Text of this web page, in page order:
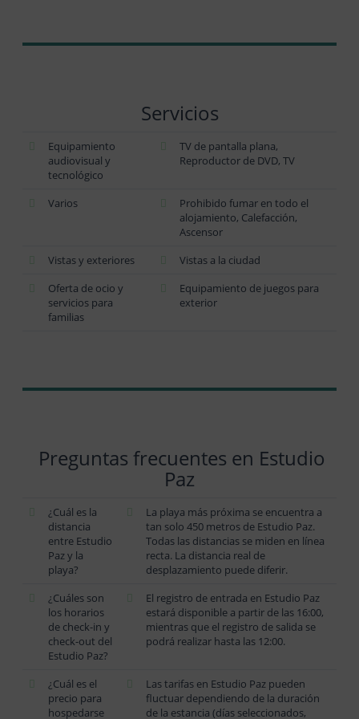
Servicios
Equipamiento
audiovisual y
tecnológico
TV de pantalla plana,
Reproductor de DVD, TV
Varios
Prohibido fumar en todo el
alojamiento, Calefacción,
Ascensor
Vistas y exteriores
Vistas a la ciudad
Oferta de ocio y
servicios para
familias
Equipamiento de juegos para
exterior
Preguntas frecuentes en Estudio
Paz
¿Cuál es la
distancia
entre Estudio
Paz y la
playa?
La playa más próxima se encuentra a
tan solo 450 metros de Estudio Paz.
Todas las distancias se miden en línea
recta. La distancia real de
desplazamiento puede diferir.
¿Cuáles son
los horarios
de check-in y
check-out del
Estudio Paz?
El registro de entrada en Estudio Paz
estará disponible a partir de las 16:00,
mientras que el registro de salida se
podrá realizar hasta las 12:00.
¿Cuál es el
precio para
hospedarse
Las tarifas en Estudio Paz pueden
fluctuar dependiendo de la duración
de la estancia (días seleccionados,